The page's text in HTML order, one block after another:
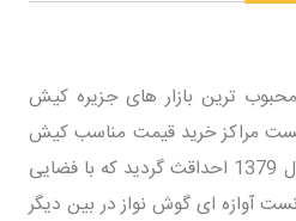
ترین بازار های جزیره کیش
مراکز خرید قیمت مناسب کیش
دانست. این مرکز خرید در سال 1379 احداقث گردید که با فضایی
آوازه ای گوش نواز در بین دیگر